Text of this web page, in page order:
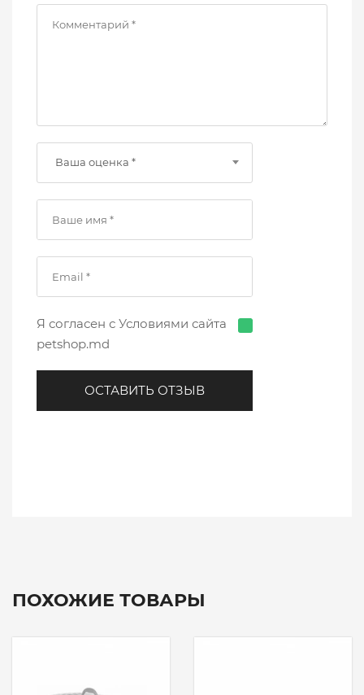
Ваша оценка *
Я согласен с Условиями сайта
petshop.md
ОСТАВИТЬ ОТЗЫВ
ПОХОЖИЕ ТОВАРЫ